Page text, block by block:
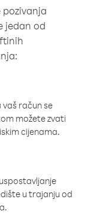
pozivanja
jedan od
vaš račun se
možete zvati
cijenama.
u trajanju od